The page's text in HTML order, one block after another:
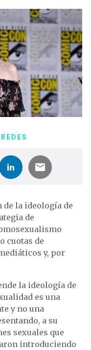
la ideología de
de
cuotas de
y, por
la ideología de
es una
y no una
a su
sexuales que
introduciendo